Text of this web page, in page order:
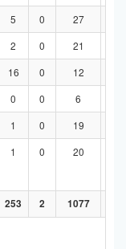
5 0 27
2 0 21
16 0 12
0 0 6
1 0 19
1 0 20
253 2 1077